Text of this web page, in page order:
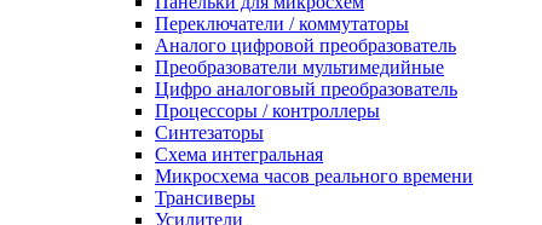
Переключатели / коммутаторы
Аналого цифровой преобразователь
Преобразователи мультимедийные
Цифро аналоговый преобразователь
Процессоры / контроллеры
Синтезаторы
Схема интегральная
Микросхема часов реального времени
Трансиверы
Усилители